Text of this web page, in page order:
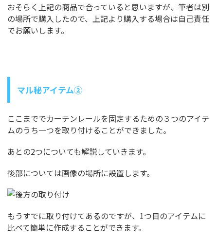
おそらく上記の商品で合っていると思いますが、筆者は別
の場所で購入したので、上記より購入する場合は自己責任
でお願いします。
マル秘アイテム②
ここまででカーテンレールを固定するための３つのアイテ
ムのうち一つを取り付けることができました。
あとの2つについても解説していきます。
後部については画像の場所に設置します。
もうすでに取り付けてあるのですが、1つ目のアイテムに
比べて簡単に作成することができます。